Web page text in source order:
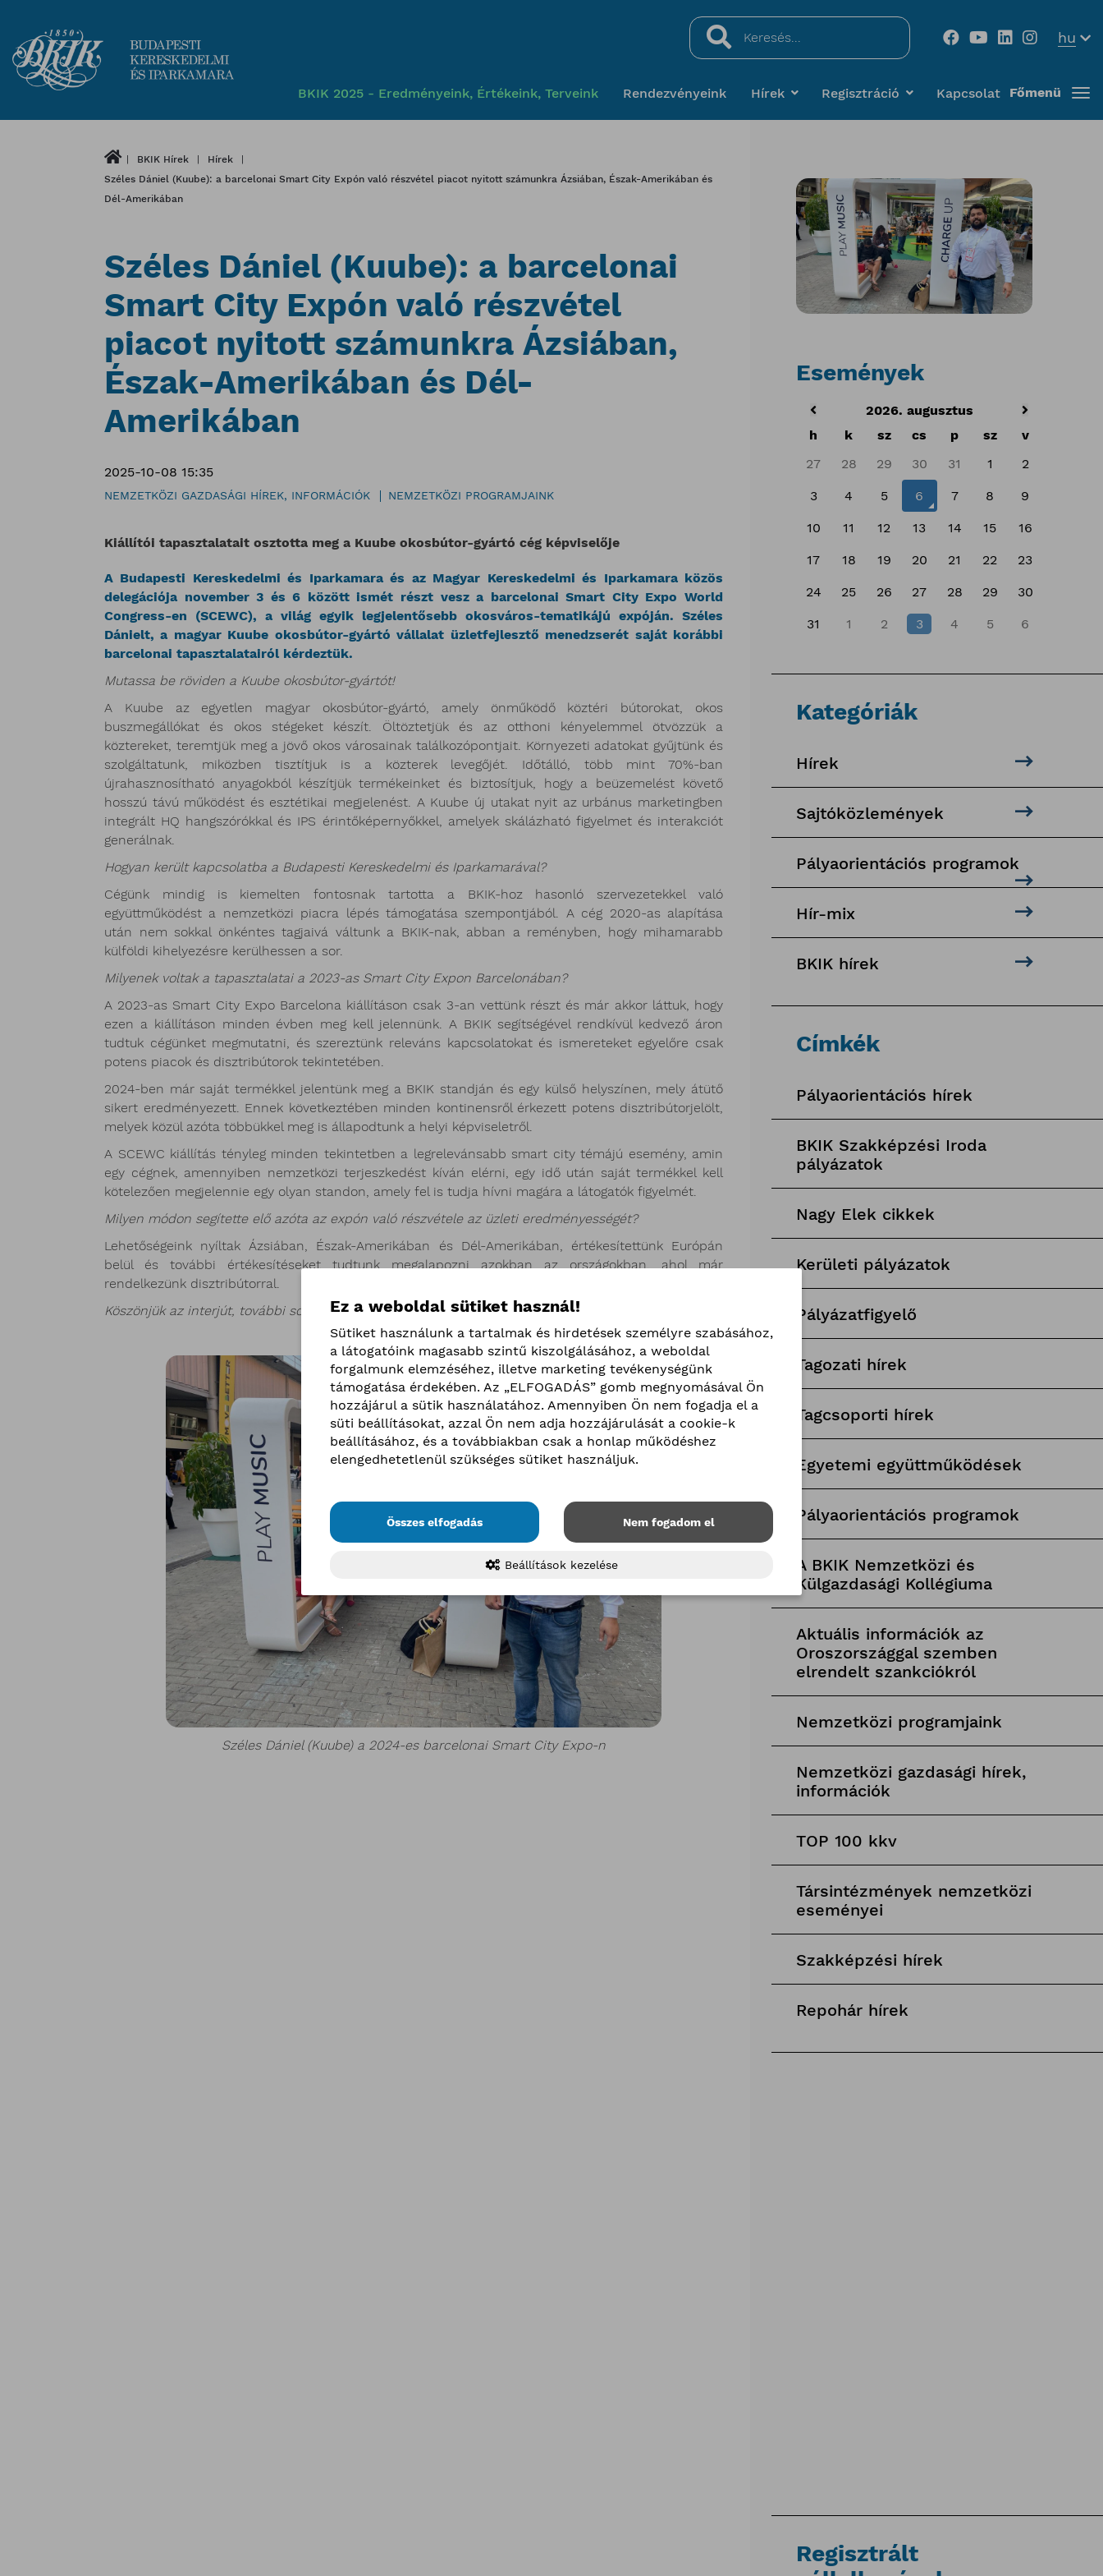
Keresés...
hu
BKIK 2025 - Eredményeink, Értékeink, Terveink Rendezvényeink Hírek Regisztráció Kapcsolat Főmenü
BKIK Hírek
Hírek
Széles Dániel (Kuube): a barcelonai Smart City Expón való részvétel piacot nyitott számunkra Ázsiában, Észak-Amerikában és
Dél-Amerikában
Széles Dániel (Kuube): a barcelonai
Smart City Expón való részvétel
piacot nyitott számunkra Ázsiában,
Észak-Amerikában és Dél-
Amerikában
2025-10-08 15:35
NEMZETKÖZI GAZDASÁGI HÍREK, INFORMÁCIÓK NEMZETKÖZI PROGRAMJAINK
Kiállítói tapasztalatait osztotta meg a Kuube okosbútor-gyártó cég képviselője
A Budapesti Kereskedelmi és Iparkamara és az Magyar Kereskedelmi és Iparkamara közös
delegációja november 3 és 6 között ismét részt vesz a barcelonai Smart City Expo World
Congress-en (SCEWC), a világ egyik legjelentősebb okosváros-tematikájú expóján. Széles
Dánielt, a magyar Kuube okosbútor-gyártó vállalat üzletfejlesztő menedzserét saját korábbi
barcelonai tapasztalatairól kérdeztük.
Mutassa be röviden a Kuube okosbútor-gyártót!
A Kuube az egyetlen magyar okosbútor-gyártó, amely önműködő köztéri bútorokat, okos
buszmegállókat és okos stégeket készít. Öltöztetjük és az otthoni kényelemmel ötvözzük a
köztereket, teremtjük meg a jövő okos városainak találkozópontjait. Környezeti adatokat gyűjtünk és
szolgáltatunk, miközben tisztítjuk is a közterek levegőjét. Időtálló, több mint 70%-ban
újrahasznosítható anyagokból készítjük termékeinket és biztosítjuk, hogy a beüzemelést követő
hosszú távú működést és esztétikai megjelenést. A Kuube új utakat nyit az urbánus marketingben
integrált HQ hangszórókkal és IPS érintőképernyőkkel, amelyek skálázható figyelmet és interakciót
generálnak.
Hogyan került kapcsolatba a Budapesti Kereskedelmi és Iparkamarával?
Cégünk mindig is kiemelten fontosnak tartotta a BKIK-hoz hasonló szervezetekkel való
együttműködést a nemzetközi piacra lépés támogatása szempontjából. A cég 2020-as alapítása
után nem sokkal önkéntes tagjaivá váltunk a BKIK-nak, abban a reményben, hogy mihamarabb
külföldi kihelyezésre kerülhessen a sor.
Milyenek voltak a tapasztalatai a 2023-as Smart City Expon Barcelonában?
A 2023-as Smart City Expo Barcelona kiállításon csak 3-an vettünk részt és már akkor láttuk, hogy
ezen a kiállításon minden évben meg kell jelennünk. A BKIK segítségével rendkívül kedvező áron
tudtuk cégünket megmutatni, és szereztünk releváns kapcsolatokat és ismereteket egyelőre csak
potens piacok és disztribútorok tekintetében.
2024-ben már saját termékkel jelentünk meg a BKIK standján és egy külső helyszínen, mely átütő
sikert eredményezett. Ennek következtében minden kontinensről érkezett potens disztribútorjelölt,
melyek közül azóta többükkel meg is állapodtunk a helyi képviseletről.
A SCEWC kiállítás tényleg minden tekintetben a legrelevánsabb smart city témájú esemény, amin
egy cégnek, amennyiben nemzetközi terjeszkedést kíván elérni, egy idő után saját termékkel kell
kötelezően megjelennie egy olyan standon, amely fel is tudja hívni magára a látogatók figyelmét.
Milyen módon segítette elő azóta az expón való részvétele az üzleti eredményességét?
Lehetőségeink nyíltak Ázsiában, Észak-Amerikában és Dél-Amerikában, értékesítettünk Európán
belül és további értékesítéseket tudtunk megalapozni azokban az országokban, ahol már
rendelkezünk disztribútorral.
Köszönjük az interjút, további sok sikert kívánunk!
Széles Dániel (Kuube) a 2024-es barcelonai Smart City Expo-n
Események
2026. augusztus
h
k sz cs p sz
v
27
28 29 30 31 1 2
3 4 5 6 7 8 9
10 11 12 13 14 15 16
17 18 19 20 21 22 23
24 25 26 27 28 29 30
31 1 2 3 4 5 6
Kategóriák
Hírek
Sajtóközlemények
Pályaorientációs programok
Hír-mix
BKIK hírek
Címkék
Pályaorientációs hírek
BKIK Szakképzési Iroda
pályázatok
Nagy Elek cikkek
Kerületi pályázatok
Pályázatfigyelő
Tagozati hírek
Tagcsoporti hírek
Egyetemi együttműködések
Pályaorientációs programok
A BKIK Nemzetközi és
Külgazdasági Kollégiuma
Aktuális információk az
Oroszországgal szemben
elrendelt szankciókról
Nemzetközi programjaink
Nemzetközi gazdasági hírek,
információk
TOP 100 kkv
Társintézmények nemzetközi
eseményei
Szakképzési hírek
Repohár hírek
Regisztrált
Ez a weboldal sütiket használ!
Sütiket használunk a tartalmak és hirdetések személyre szabásához,
a látogatóink magasabb szintű kiszolgálásához, a weboldal
forgalmunk elemzéséhez, illetve marketing tevékenységünk
támogatása érdekében. Az „ELFOGADÁS” gomb megnyomásával Ön
hozzájárul a sütik használatához. Amennyiben Ön nem fogadja el a
süti beállításokat, azzal Ön nem adja hozzájárulását a cookie-k
beállításához, és a továbbiakban csak a honlap működéshez
elengedhetetlenül szükséges sütiket használjuk.
Összes elfogadás Nem fogadom el
Beállítások kezelése